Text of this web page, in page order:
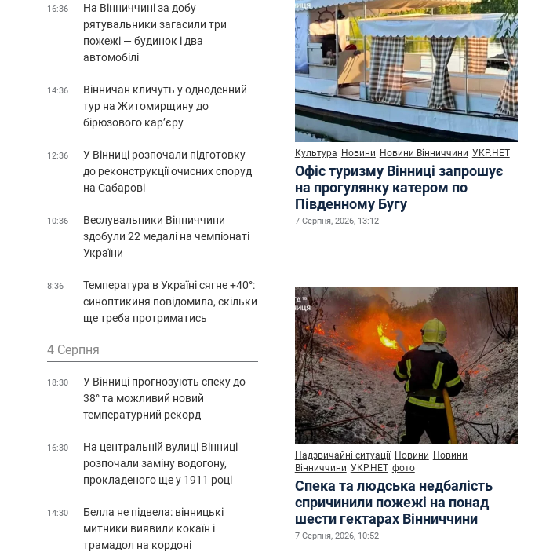
Культура Новини Новини Вінниччини УКР.НЕТ
Офіс туризму Вінниці запрошує
на прогулянку катером по
Південному Бугу
7 Серпня, 2026, 13:12
Надзвичайні ситуації Новини Новини
Вінниччини УКР.НЕТ фото
Спека та людська недбалість
спричинили пожежі на понад
шести гектарах Вінниччини
7 Серпня, 2026, 10:52
16:36
На Вінниччині за добу
рятувальники загасили три
пожежі — будинок і два
автомобілі
14:36
Вінничан кличуть у одноденний
тур на Житомирщину до
бірюзового кар’єру
12:36
У Вінниці розпочали підготовку
до реконструкції очисних споруд
на Сабарові
10:36
Веслувальники Вінниччини
здобули 22 медалі на чемпіонаті
України
8:36
Температура в Україні сягне +40°:
синоптикиня повідомила, скільки
ще треба протриматись
4 Серпня
18:30
У Вінниці прогнозують спеку до
38° та можливий новий
температурний рекорд
16:30
На центральній вулиці Вінниці
розпочали заміну водогону,
прокладеного ще у 1911 році
14:30
Белла не підвела: вінницькі
митники виявили кокаїн і
трамадол на кордоні